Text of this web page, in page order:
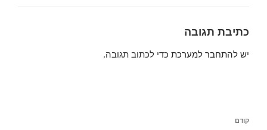
כתיבת תגובה
יש להתחבר למערכת כדי לכתוב תגובה.
הפוסט
קודם